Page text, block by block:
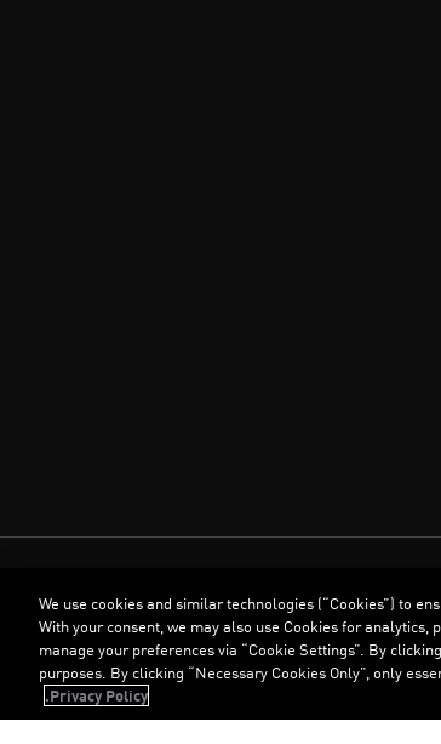
We use cookies and similar technologies (“Cookies”) to
With your consent, we may also use Cookies for
manage your preferences via “Cookie Settings”. By
purposes. By clicking “Necessary Cookies Only”, only
Privacy Policy.